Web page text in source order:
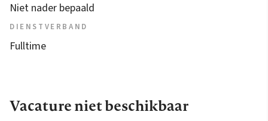
Niet nader bepaald
DIENSTVERBAND
Fulltime
Vacature niet beschikbaar